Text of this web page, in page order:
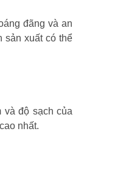
đãng và an
sản xuất có thể
và độ sạch của
nhất.